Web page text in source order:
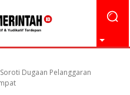
Dugaan Pelanggaran